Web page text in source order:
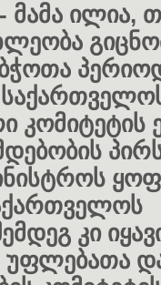
- მამა ილია,
კი
უფლებათა